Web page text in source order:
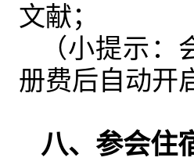
文献；
（小提示
册费后自动开
八、参会住